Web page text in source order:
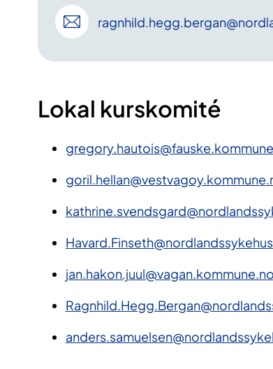
ragnhild.hegg.bergan
Lokal kurskomité
jan.hakon.juul@vagan.kommune.no